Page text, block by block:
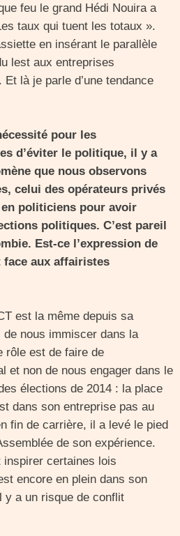
feu le grand Hédi Nouira a
taux qui tuent les totaux ».
en insérant le parallèle
lest aux entreprises
là je parle d’une tendance
pour les
d’éviter le politique, il y a
que nous observons
celui des opérateurs privés
politiciens pour avoir
politiques. C’est pareil
Est-ce l’expression de
face aux affairistes
est la même depuis sa
nous immiscer dans la
rôle est de faire de
et non de nous engager dans le
élections de 2014 : la place
dans son entreprise pas au
fin de carrière, il a levé le pied
de son expérience.
inspirer certaines lois
encore en plein dans son
y a un risque de conflit